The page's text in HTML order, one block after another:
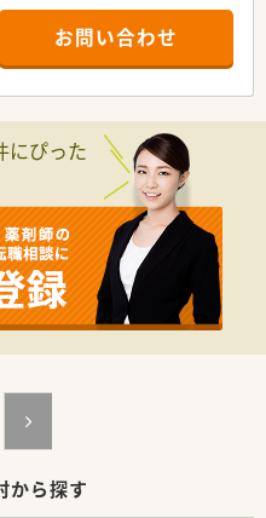
科の処方箋を1日平均50枚から
験が積めます。
置されているため一人当たりの
にあり、通勤に便利なだけでな
店舗環境です。
ため、業務中に不明点があって
い職場環境です。
も人員体制にゆとりがあるため
う風土があります。
しており、経験豊富な先輩薬剤
ながら成長できます。
く、ゆとりを持った人員体制の
いたい方に最適です。
あるため、まずは店舗での調剤
を積みたい方に最適です。
お問い合わせ
にぴった
から探す